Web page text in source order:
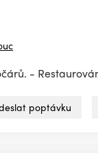
-
poptávku